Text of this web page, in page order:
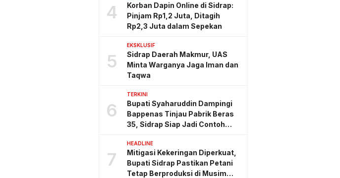
4
Korban Dapin Online di Sidrap:
Pinjam Rp1,2 Juta, Ditagih
Rp2,3 Juta dalam Sepekan
5
EKSKLUSIF
Sidrap Daerah Makmur, UAS
Minta Warganya Jaga Iman dan
Taqwa
6
TERKINI
Bupati Syaharuddin Dampingi
Bappenas Tinjau Pabrik Beras
35, Sidrap Siap Jadi Contoh
7
HEADLINE
Mitigasi Kekeringan Diperkuat,
Bupati Sidrap Pastikan Petani
Tetap Berproduksi di Musim